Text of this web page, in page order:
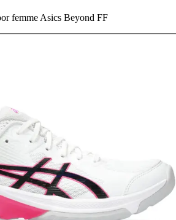
femme Asics Beyond FF